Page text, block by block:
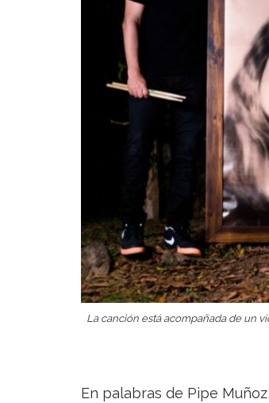
La canción está acompañada de un
En palabras de Pipe